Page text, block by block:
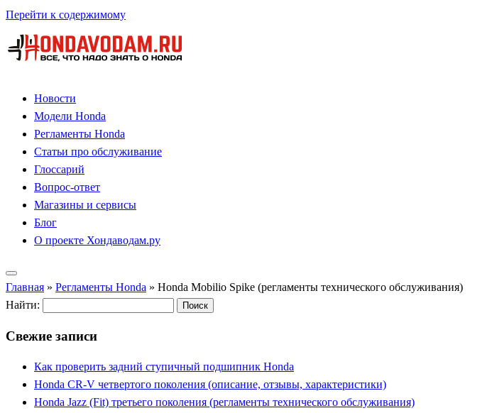
Перейти к содержимому
Новости
Модели Honda
Регламенты Honda
Статьи про обслуживание
Глоссарий
Вопрос-ответ
Магазины и сервисы
Блог
О проекте Хондаводам.ру
Главная » Регламенты Honda » Honda Mobilio Spike (регламенты технического обслуживания)
Найти:
Свежие записи
Как проверить задний ступичный подшипник Honda
Honda CR-V четвертого поколения (описание, отзывы, характеристики)
Honda Jazz (Fit) третьего поколения (регламенты технического обслуживания)